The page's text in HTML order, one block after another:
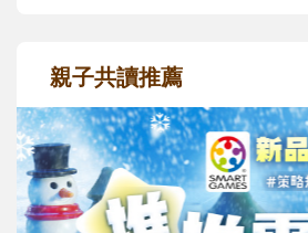
親子共讀推薦